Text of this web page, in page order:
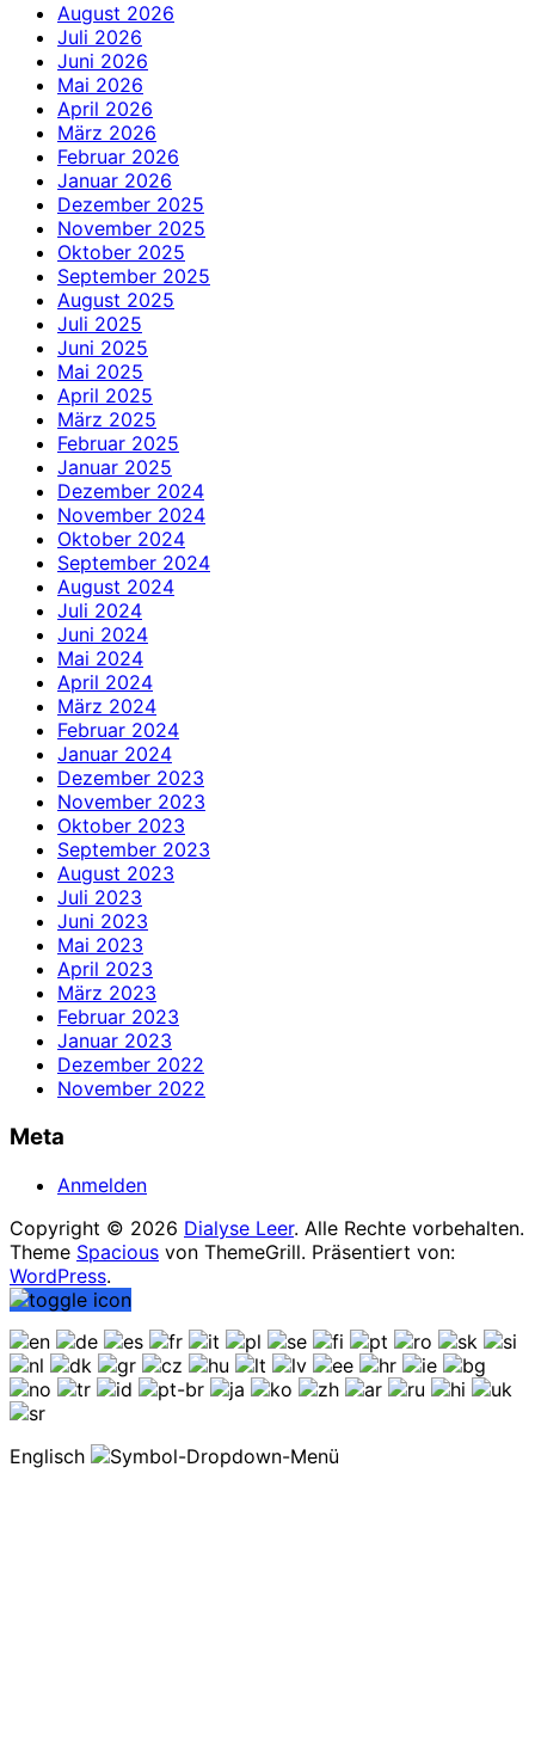
August 2026
Juli 2026
Juni 2026
Mai 2026
April 2026
März 2026
Februar 2026
Januar 2026
Dezember 2025
November 2025
Oktober 2025
September 2025
August 2025
Juli 2025
Juni 2025
Mai 2025
April 2025
März 2025
Februar 2025
Januar 2025
Dezember 2024
November 2024
Oktober 2024
September 2024
August 2024
Juli 2024
Juni 2024
Mai 2024
April 2024
März 2024
Februar 2024
Januar 2024
Dezember 2023
November 2023
Oktober 2023
September 2023
August 2023
Juli 2023
Juni 2023
Mai 2023
April 2023
März 2023
Februar 2023
Januar 2023
Dezember 2022
November 2022
Meta
Anmelden
Copyright © 2026 Dialyse Leer. Alle Rechte vorbehalten.
Theme Spacious von ThemeGrill. Präsentiert von:
WordPress.
Englisch